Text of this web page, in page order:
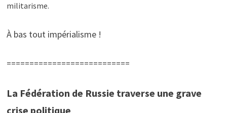
militarisme.
À bas tout impérialisme !
===========================
La Fédération de Russie traverse une grave
crise politique